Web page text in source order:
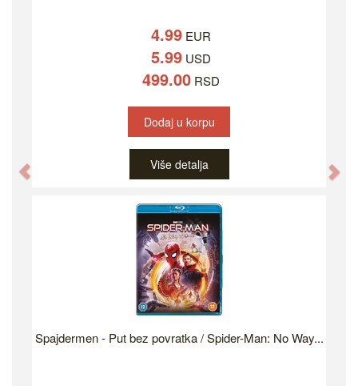
4.99 EUR
5.99 USD
499.00 RSD
Dodaj u korpu
Više detalja
Spajdermen - Put bez povratka / Spider-Man: No Way...